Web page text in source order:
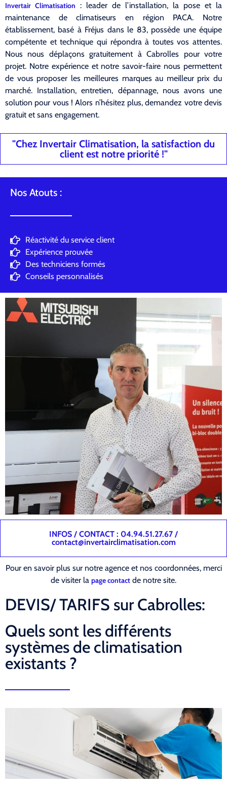
Invertair Climatisation : leader de l’installation, la pose et la
maintenance de climatiseurs en région PACA. Notre
établissement, basé à Fréjus dans le 83, possède une équipe
compétente et technique qui répondra à toutes vos attentes.
Nous nous déplaçons gratuitement à Cabrolles pour votre
projet. Notre expérience et notre savoir-faire nous permettent
de vous proposer les meilleures marques au meilleur prix du
marché. Installation, entretien, dépannage, nous avons une
solution pour vous ! Alors n’hésitez plus, demandez votre devis
gratuit et sans engagement.
"Chez Invertair Climatisation, la satisfaction du
client est notre priorité !"
Nos Atouts :
Réactivité du service client
Expérience prouvée
Des techniciens formés
Conseils personnalisés
INFOS / CONTACT : 04.94.51.27.67 /
contact@invertairclimatisation.com
Pour en savoir plus sur notre agence et nos coordonnées, merci
de visiter la page contact de notre site.
DEVIS/ TARIFS sur Cabrolles:
Quels sont les différents
systèmes de climatisation
existants ?